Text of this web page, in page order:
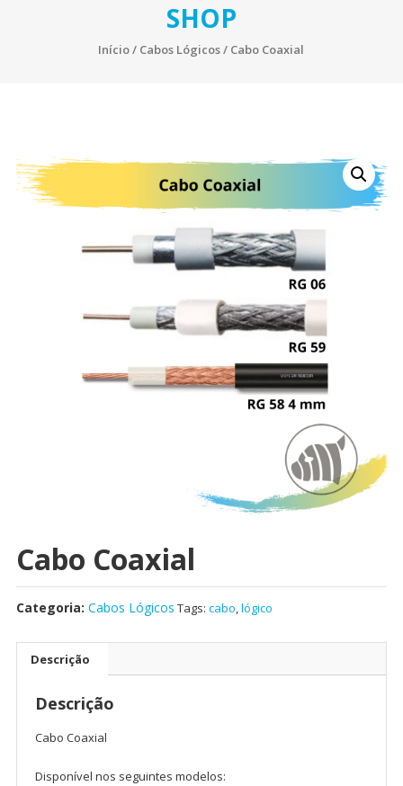
SHOP
Início/ Cabos Lógicos/ Cabo Coaxial
Cabo Coaxial
Categoria: Cabos Lógicos Tags: cabo,lógico
Descrição
Descrição
Cabo Coaxial
Disponível nos seguintes modelos: